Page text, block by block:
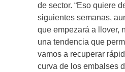
de sector. “Eso quiere
siguientes semanas,
que empezará a llover,
una tendencia que
vamos a recuperar
curva de los embalses